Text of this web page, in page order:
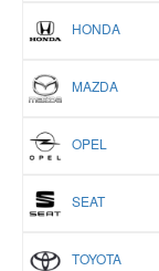
HONDA
MAZDA
OPEL
SEAT
TOYOTA